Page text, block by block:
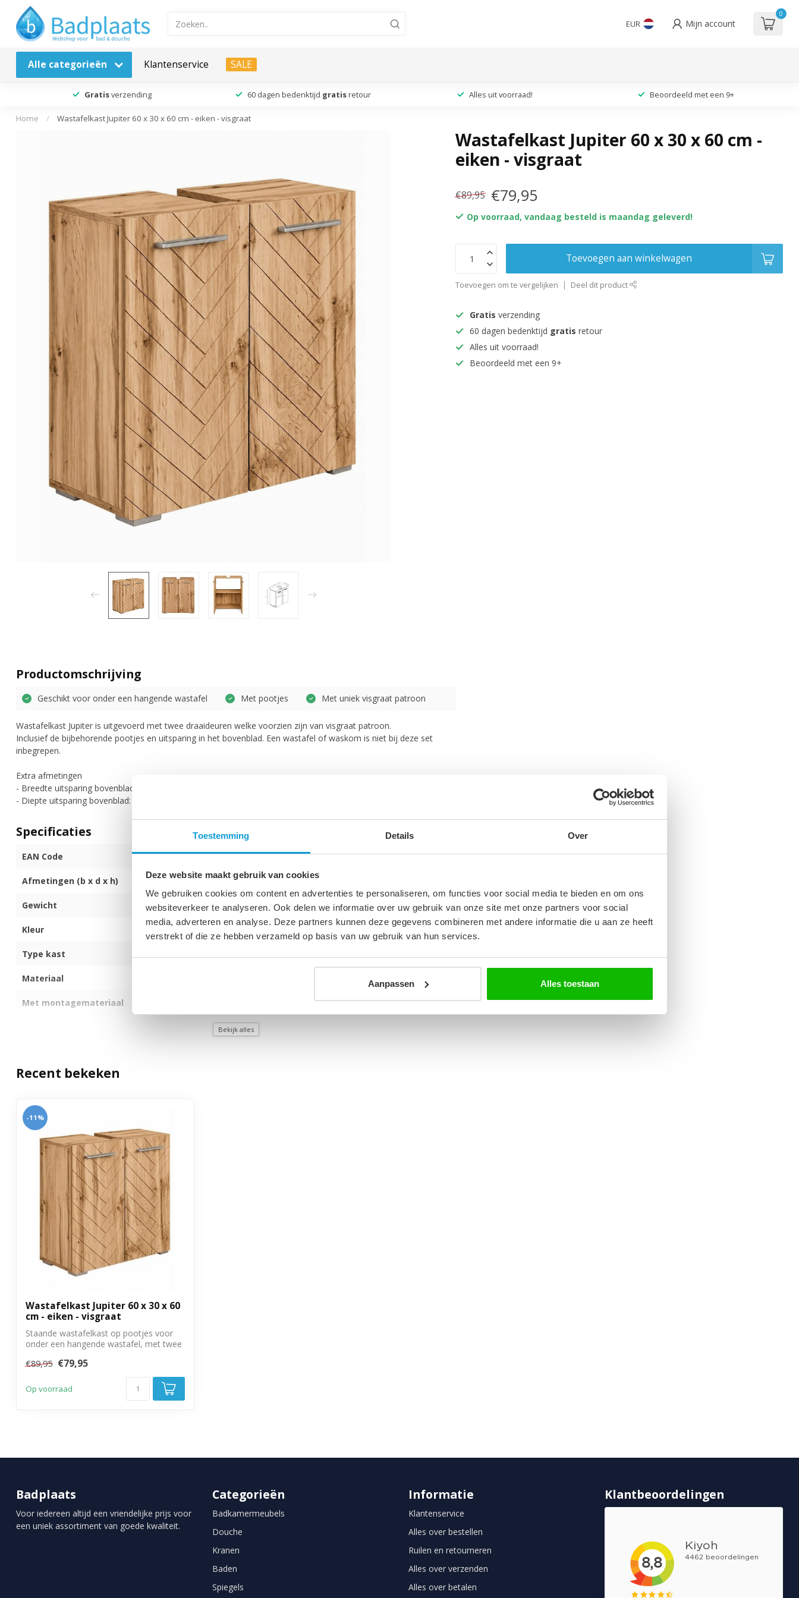
Toestemming Details Over
Deze website maakt gebruik van cookies
We gebruiken cookies om content en advertenties te personaliseren, om functies voor social media te bieden en om ons
websiteverkeer te analyseren. Ook delen we informatie over uw gebruik van onze site met onze partners voor social
media, adverteren en analyse. Deze partners kunnen deze gegevens combineren met andere informatie die u aan ze heeft
verstrekt of die ze hebben verzameld op basis van uw gebruik van hun services.
Aanpassen Alles toestaan
EUR Mijn account
0
Alle categorieën Klantenservice SALE
Gratisverzending 60 dagen bedenktijd gratis retour Alles uit voorraad! Beoordeeld met een 9+
Home / Wastafelkast Jupiter 60 x 30 x 60 cm - eiken - visgraat
Wastafelkast Jupiter 60 x 30 x 60 cm -
eiken - visgraat
€89,95 €79,95
Op voorraad, vandaag besteld is maandag geleverd!
Toevoegen aan winkelwagen
Toevoegen om te vergelijken Deel dit product
Gratis verzending
60 dagen bedenktijd gratis retour
Alles uit voorraad!
Beoordeeld met een 9+
Productomschrijving
Geschikt voor onder een hangende wastafel Met pootjes Met uniek visgraat patroon
Wastafelkast Jupiter is uitgevoerd met twee draaideuren welke voorzien zijn van visgraat patroon.
Inclusief de bijbehorende pootjes en uitsparing in het bovenblad. Een wastafel of waskom is niet bij deze set
inbegrepen.
Extra afmetingen
- Breedte uitsparing bovenblad: 8 cm
- Diepte uitsparing bovenblad: 25 cm
Specificaties
EAN Code 8720171733010
Afmetingen (b x d x h) 60 x 30 x 60 cm
Gewicht 15 kg
Kleur
Type kast
Materiaal
Met montagemateriaal
Ja
Aantal deuren
Garantie
Bekijk alles
Recent bekeken
-11%
Wastafelkast Jupiter 60 x 30 x 60
cm - eiken - visgraat
Staande wastafelkast op pootjes voor
onder een hangende wastafel, met twee
€89,95 €79,95
Op voorraad
Badplaats
Voor iedereen altijd een vriendelijke prijs voor
een uniek assortiment van goede kwaliteit.
Categorieën
Badkamermeubels
Douche
Kranen
Baden
Spiegels
Informatie
Klantenservice
Alles over bestellen
Ruilen en retourneren
Alles over verzenden
Alles over betalen
Klantbeoordelingen